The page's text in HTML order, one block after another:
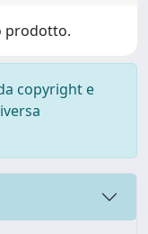
prodotto.
copyright e